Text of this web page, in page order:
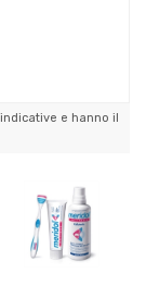
e hanno il